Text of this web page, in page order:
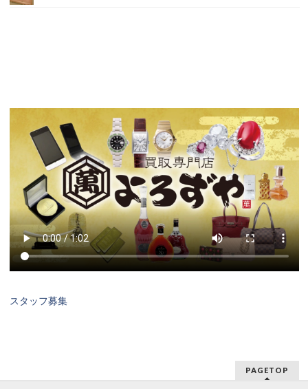
スタッフ募集
PAGETOP